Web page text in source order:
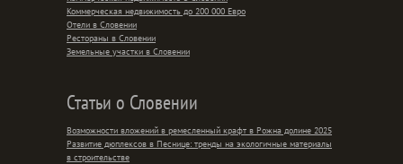
Коммерческая недвижимость до 200 000 Евро
Отели в Словении
Рестораны в Словении
Земельные участки в Словении
Статьи о Словении
Возможности вложений в ремесленный крафт в Рожна долине 2025
Развитие дюплексов в Песнице: тренды на экологичные материалы
в строительстве